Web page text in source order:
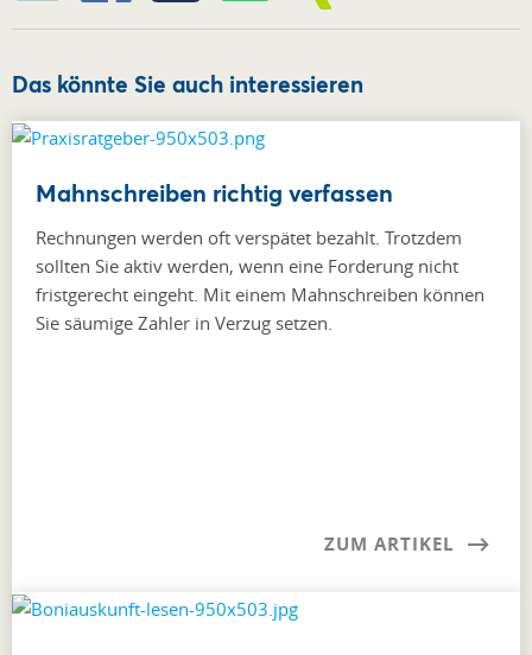
Das könnte Sie auch interessieren
Mahnschreiben richtig verfassen
Rechnungen werden oft verspätet bezahlt. Trotzdem
sollten Sie aktiv werden, wenn eine Forderung nicht
fristgerecht eingeht. Mit einem Mahnschreiben können
Sie säumige Zahler in Verzug setzen.
ZUM ARTIKEL